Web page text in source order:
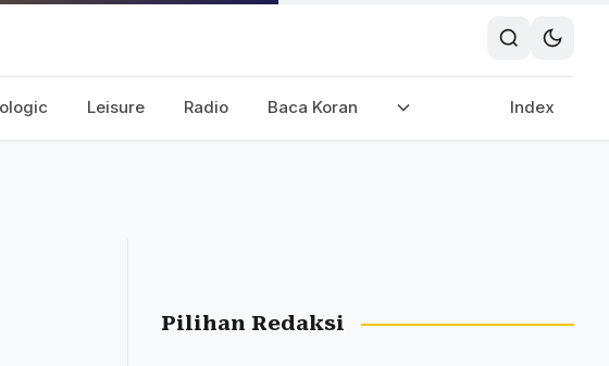
Leisure Radio Baca Koran Index
Pilihan Redaksi